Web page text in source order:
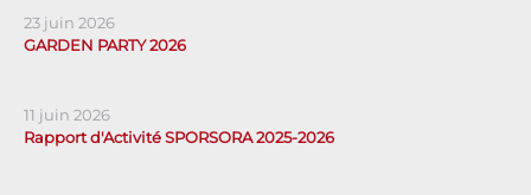
23 juin 2026
GARDEN PARTY 2026
11 juin 2026
Rapport d'Activité SPORSORA 2025-2026